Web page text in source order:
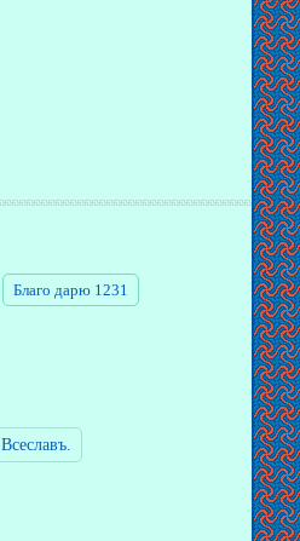
Благо дарю 1231
Всеславъ.